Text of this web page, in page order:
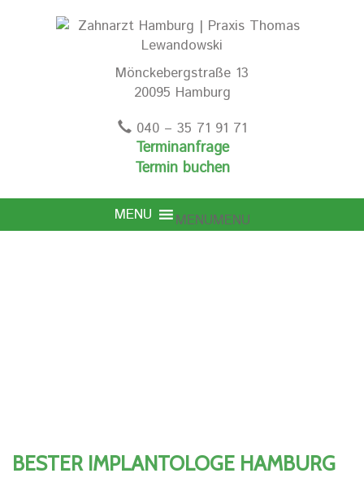
Mönckebergstraße 13
20095 Hamburg
040 – 35 71 91 71
Terminanfrage
Termin buchen
MENUMENU
BESTER IMPLANTOLOGE HAMBURG